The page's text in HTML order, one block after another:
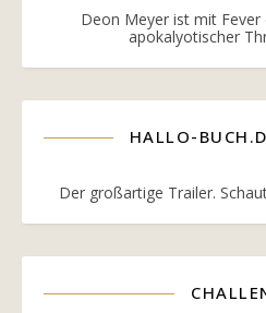
Deon Meyer ist mit Fever
apokalyotischer
HALLO-
Der großartige Trailer.